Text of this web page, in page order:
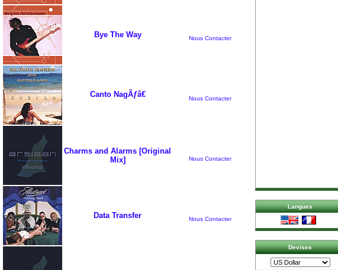
Bye The Way Nous Contacter
Canto NagÃƒâ€ Nous Contacter
Charms and Alarms [Original
Mix]
Nous Contacter
Data Transfer Nous Contacter
Langues
Devises